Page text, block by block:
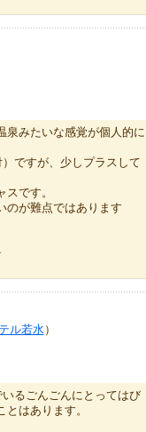
泉みたいな感覚が個人的に
ですが、少しプラスして
です。
のが難点ではあります
ル若水）
るごんごんにとってはび
はあります。